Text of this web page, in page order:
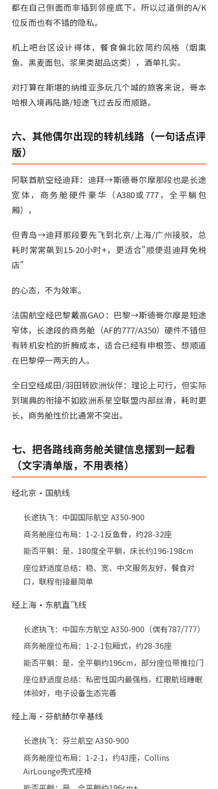
都在自己侧面而非插到邻座底下，所以过道侧的A/K
位反而也有不错的隐私。
机上吧台区设计得体，餐食偏北欧简约风格（烟熏
鱼、黑麦面包、浆果类甜品这类），酒单扎实。
对打算在斯堪的纳维亚多玩几个城的旅客来说，哥本
哈根入境再陆路/短途飞过去反而顺路。
六、其他偶尔出现的转机线路（一句话点评
版）
阿联酋航空经迪拜：迪拜→斯德哥尔摩那段也是长途
宽体，商务舱硬件豪华（A380或777，全平躺包
厢），
但青岛→迪拜那段要先飞到北京/上海/广州接驳，总
耗时常常飙到15-20小时+，更适合"顺便逛迪拜免税
店"
的心态，不为效率。
法国航空经巴黎戴高GAO：巴黎→斯德哥尔摩是短途
窄体，长途段的商务舱（AF的777/A350）硬件不错但
有转机安检的折腾成本，适合已经有申根签、想顺道
在巴黎停一两天的人。
全日空经成田/羽田转欧洲伙伴：理论上可行，但实际
到瑞典的衔接不如欧洲系星空联盟内部丝滑，耗时更
长，商务舱性价比通常不突出。
七、把各路线商务舱关键信息摆到一起看
（文字清单版，不用表格）
经北京·国航线
长途执飞：中国国际航空 A350-900
商务舱座位布局：1-2-1反鱼骨，约28-32座
能否平躺：是，180度全平躺，床长约196-198cm
座位舒适度总结：稳、宽、中文服务友好，餐食对
口，联程衔接最简单
经上海·东航直飞线
长途执飞：中国东方航空 A350-900（偶有787/777）
商务舱座位布局：1-2-1包厢式，约28-36座
能否平躺：是，全平躺约196cm，部分座位带推拉门
座位舒适度总结：私密性国内最强档，红眼航班睡眠
体验好，电子设备生态完善
经上海·芬航赫尔辛基线
长途执飞：芬兰航空 A350-900
商务舱座位布局：1-2-1，约43座，Collins
AirLounge壳式座椅